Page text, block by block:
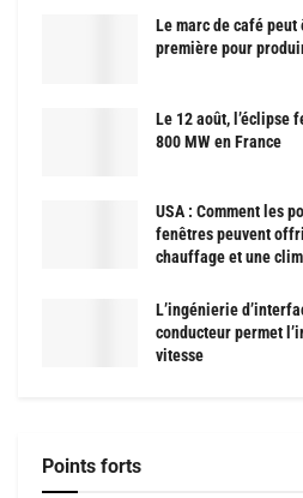
Le marc de café
première pour
Le 12 août, l’éclipse
800 MW en France
USA : Comment les
fenêtres peuvent
chauffage et une
L’ingénierie
conducteur permet
vitesse
Points forts